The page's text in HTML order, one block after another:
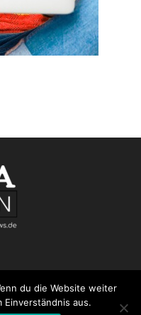
Kontakt
Impressum
du die Website weiter
aus.